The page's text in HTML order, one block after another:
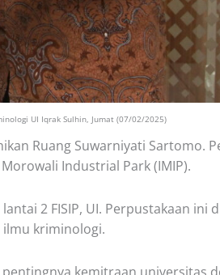
UI Iqrak Sulhin, Jumat (07/02/2025)
Ruang Suwarniyati Sartomo.
Industrial Park (IMIP).
2 FISIP, UI. Perpustakaan ini
ilmu kriminologi.